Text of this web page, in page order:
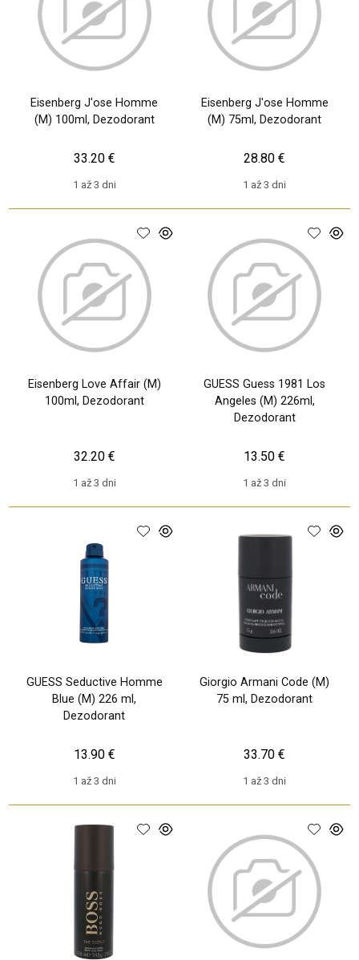
Eisenberg J'ose Homme
(M) 100ml, Dezodorant
1 až 3 dni
33.20 €
Eisenberg J'ose Homme
(M) 75ml, Dezodorant
1 až 3 dni
28.80 €
Eisenberg Love Affair (M)
100ml, Dezodorant
1 až 3 dni
32.20 €
GUESS Guess 1981 Los
Angeles (M) 226ml,
Dezodorant
1 až 3 dni
13.50 €
GUESS Seductive Homme
Blue (M) 226 ml,
Dezodorant
1 až 3 dni
13.90 €
Giorgio Armani Code (M)
75 ml, Dezodorant
1 až 3 dni
33.70 €